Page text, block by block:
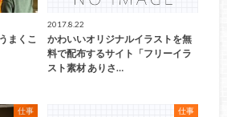
まくこ
2017.8.22
かわいいオリジナルイラストを無
料で配布するサイト「フリーイラ
スト素材 ありさ…
仕事 仕事